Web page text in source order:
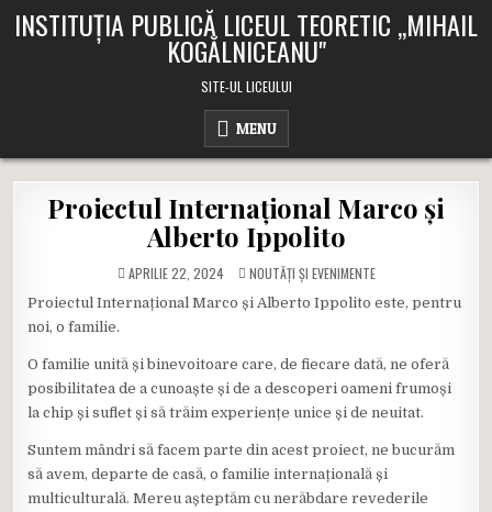
INSTITUȚIA PUBLICĂ LICEUL TEORETIC ,,MIHAIL
KOGĂLNICEANU"
SITE-UL LICEULUI
MENU
Proiectul Internațional Marco și
Alberto Ippolito
APRILIE 22, 2024 POSTED
IN
NOUTĂȚI ȘI EVENIMENTE
Proiectul Internațional Marco și Alberto Ippolito este, pentru
noi, o familie.
O familie unită și binevoitoare care, de fiecare dată, ne oferă
posibilitatea de a cunoaște și de a descoperi oameni frumoși
la chip și suflet și să trăim experiențe unice și de neuitat.
Suntem mândri să facem parte din acest proiect, ne bucurăm
să avem, departe de casă, o familie internațională și
multiculturală. Mereu așteptăm cu nerăbdare revederile